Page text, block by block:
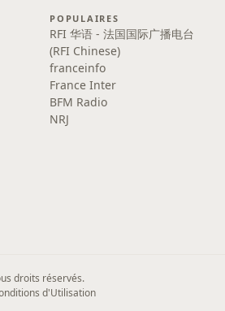
POPULAIRES
RFI 华语 - 法国国际广播电台
(RFI Chinese)
franceinfo
France Inter
BFM Radio
NRJ
droits réservés.
d'Utilisation